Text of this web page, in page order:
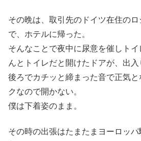
その晩は、取引先のドイツ在住の
で、ホテルに帰った。
そんなことで夜中に尿意を催しト
んとトイレだと開けたドアが、出入
後ろでカチッと締まった音で正気
クなので開かない。
僕は下着姿のまま。
その時の出張はたまたまヨーロッ